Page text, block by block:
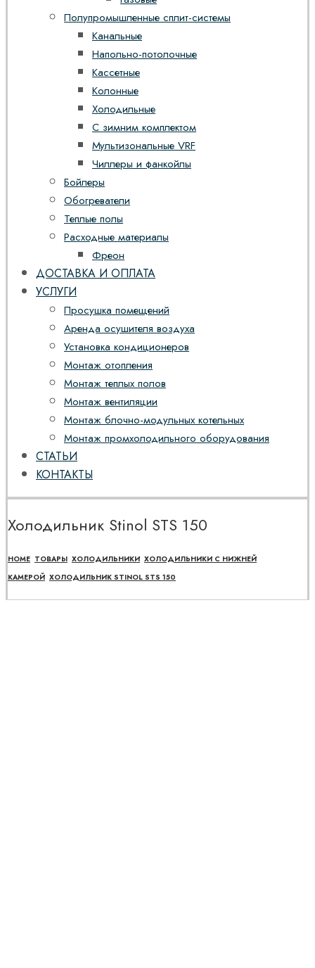
Полупромышленные сплит-системы
Канальные
Напольно-потолочные
Кассетные
Колонные
Холодильные
С зимним комплектом
Мультизональные VRF
Чиллеры и фанкойлы
Бойлеры
Обогреватели
Теплые полы
Расходные материалы
Фреон
ДОСТАВКА И ОПЛАТА
УСЛУГИ
Просушка помещений
Аренда осушителя воздуха
Установка кондиционеров
Монтаж отопления
Монтаж теплых полов
Монтаж вентиляции
Монтаж блочно-модульных котельных
Монтаж промхолодильного оборудования
СТАТЬИ
КОНТАКТЫ
Холодильник Stinol STS 150
HOME ТОВАРЫ ХОЛОДИЛЬНИКИ ХОЛОДИЛЬНИКИ С НИЖНЕЙ
КАМЕРОЙ ХОЛОДИЛЬНИК STINOL STS 150